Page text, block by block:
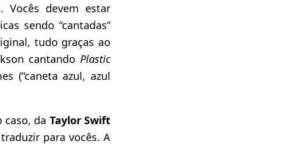
devem estar
sendo “cantadas”
tudo graças ao
cantando Plastic
(“caneta azul, azul
caso, da Taylor Swift
para vocês. A